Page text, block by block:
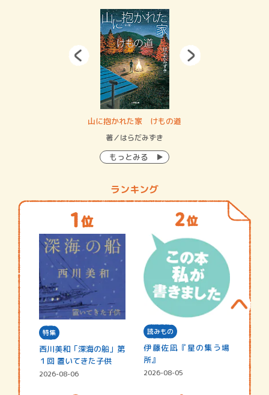
山に抱かれた家 けもの道
著／はらだみずき
もっとみる
ランキング
特集
西川美和「深海の船」第
１回 置いてきた子供
2026-08-06
読みもの
伊藤佐凪『星の集う場
所』
2026-08-05